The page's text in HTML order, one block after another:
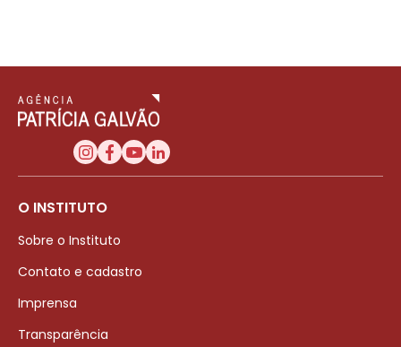
O INSTITUTO
Sobre o Instituto
Contato e cadastro
Imprensa
Transparência